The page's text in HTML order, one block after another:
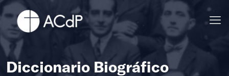
Diccionario Biográfico